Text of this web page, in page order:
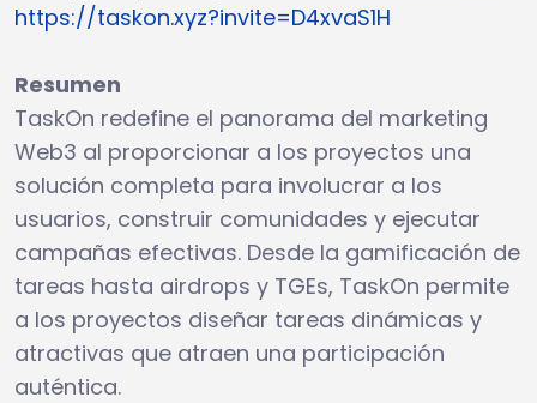
https://taskon.xyz?invite=D4xvaS1H
Resumen
TaskOn redefine el panorama del marketing
Web3 al proporcionar a los proyectos una
solución completa para involucrar a los
usuarios, construir comunidades y ejecutar
campañas efectivas. Desde la gamificación de
tareas hasta airdrops y TGEs, TaskOn permite
a los proyectos diseñar tareas dinámicas y
atractivas que atraen una participación
auténtica.